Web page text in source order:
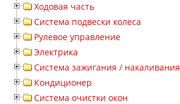
Ходовая часть
Система подвески колеса
Рулевое управление
Электрика
Система зажигания / накаливания
Кондиционер
Система очистки окон